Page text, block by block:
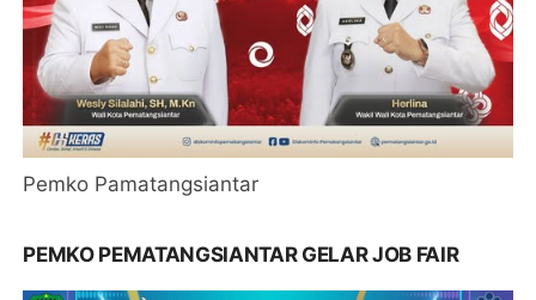
Pemko Pamatangsiantar
PEMKO PEMATANGSIANTAR GELAR JOB FAIR